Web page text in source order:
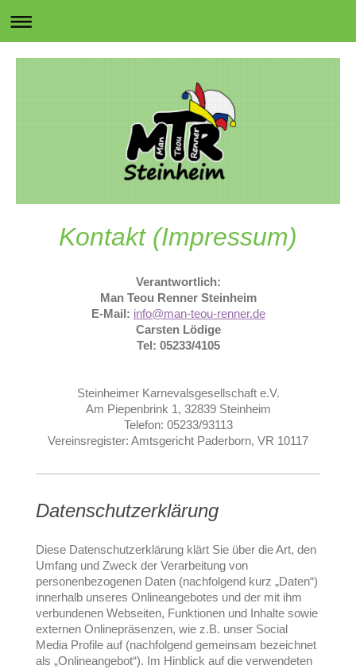
Kontakt (Impressum)
Verantwortlich:
Man Teou Renner Steinheim
E-Mail: info@man-teou-renner.de
Carsten Lödige
Tel: 05233/4105
Steinheimer Karnevalsgesellschaft e.V.
Am Piepenbrink 1, 32839 Steinheim
Telefon: 05233/93113
Vereinsregister: Amtsgericht Paderborn, VR 10117
Datenschutzerklärung
Diese Datenschutzerklärung klärt Sie über die Art, den
Umfang und Zweck der Verarbeitung von
personenbezogenen Daten (nachfolgend kurz „Daten“)
innerhalb unseres Onlineangebotes und der mit ihm
verbundenen Webseiten, Funktionen und Inhalte sowie
externen Onlinepräsenzen, wie z.B. unser Social
Media Profile auf (nachfolgend gemeinsam bezeichnet
als „Onlineangebot“). Im Hinblick auf die verwendeten